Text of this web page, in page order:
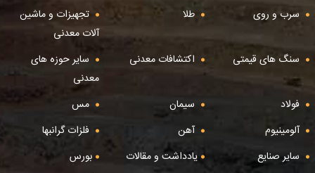
سرب و روی
طلا
تجهیزات و ماشین
آلات معدنی
سنگ های قیمتی
اکتشافات معدنی
سایر حوزه های
معدنی
فولاد
سیمان
مس
آلومینیوم
آهن
فلزات گرانبها
سایر صنایع
یادداشت و مقالات
بورس